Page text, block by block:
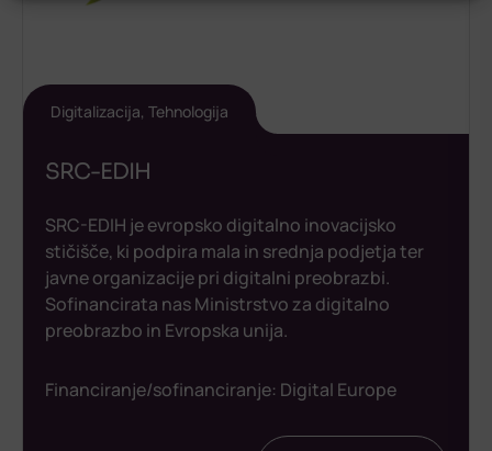
Digitalizacija, Tehnologija
SRC-EDIH
SRC-EDIH je evropsko digitalno inovacijsko
stičišče, ki podpira mala in srednja podjetja ter
javne organizacije pri digitalni preobrazbi.
Sofinancirata nas Ministrstvo za digitalno
preobrazbo in Evropska unija.
Financiranje/sofinanciranje: Digital Europe